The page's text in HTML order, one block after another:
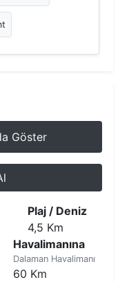
Göster
Plaj / Deniz
4,5 Km
Havalimanına
Dalaman Havalimanı
60 Km